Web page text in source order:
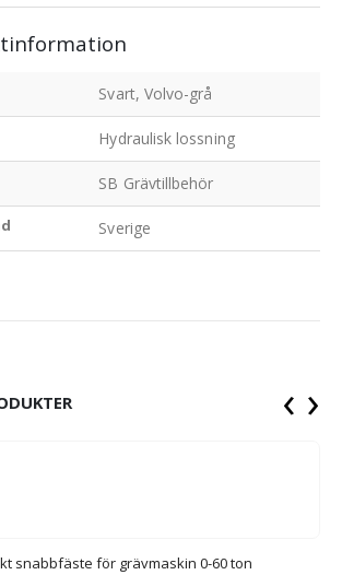
Svart, Volvo-grå
Hydraulisk lossning
SB Grävtillbehör
Sverige
snabbfäste för grävmaskin 0-60 ton
‹ ›